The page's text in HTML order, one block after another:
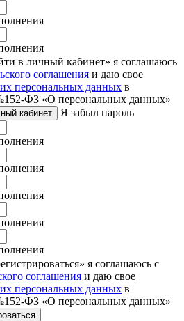
в личный кабинет» я соглашаюсь
соглашения и даю свое
персональных данных в
ФЗ «О персональных данных»
кабинет Я забыл пароль
я соглашаюсь с
соглашения и даю свое
персональных данных в
ФЗ «О персональных данных»